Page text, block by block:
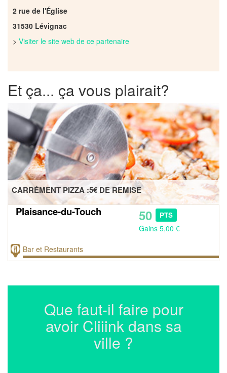
2 rue de l'Église
31530 Lévignac
> Visiter le site web de ce partenaire
Et ça... ça vous plairait?
CARRÉMENT PIZZA :5€ DE REMISE
Plaisance-du-Touch 50 PTS
Gains 5,00 €
Bar et Restaurants
Que faut-il faire pour
avoir Cliiink dans sa
ville ?